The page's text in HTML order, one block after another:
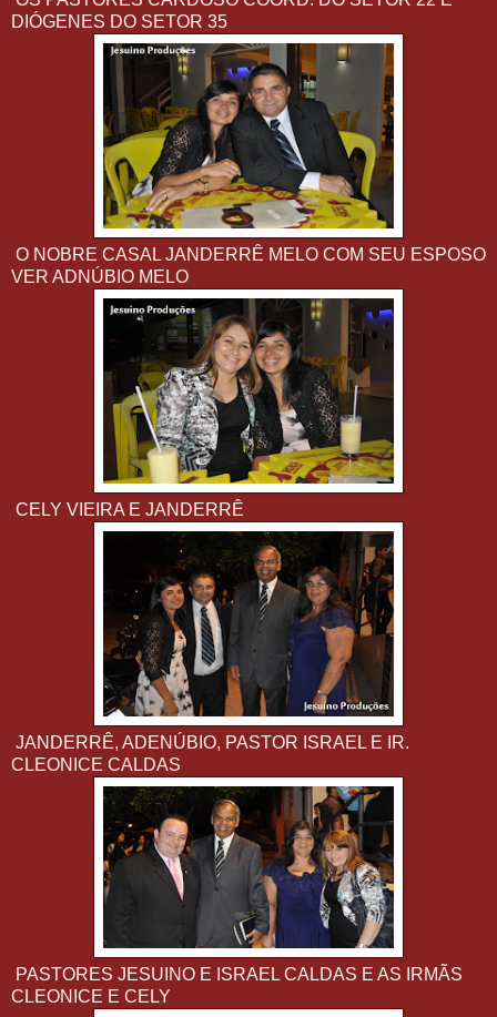
DIÓGENES DO SETOR 35
O NOBRE CASAL JANDERRÊ MELO COM SEU ESPOSO
VER ADNÚBIO MELO
CELY VIEIRA E JANDERRÊ
JANDERRÊ, ADENÚBIO, PASTOR ISRAEL E IR.
CLEONICE CALDAS
PASTORES JESUINO E ISRAEL CALDAS E AS IRMÃS
CLEONICE E CELY